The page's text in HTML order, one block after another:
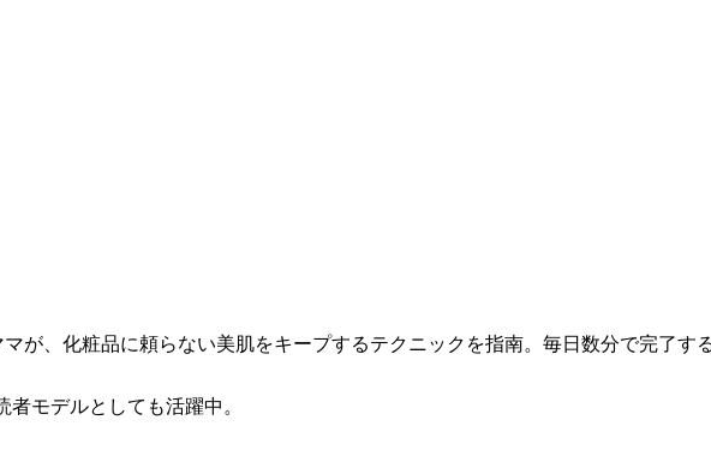
が、化粧品に頼らない美肌をキープするテクニックを指南。毎日数分で完了す
者モデルとしても活躍中。